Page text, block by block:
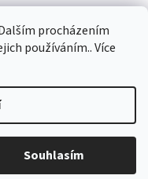
procházením
používáním.. Více
Souhlasím
vyhrazena.Upravit